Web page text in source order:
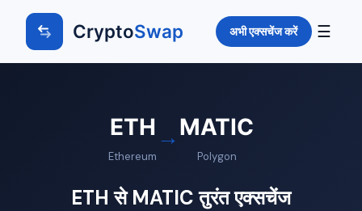
CryptoSwap अभी एक्सचेंज करें ☰
ETH
Ethereum
→MATIC
Polygon
ETH से MATIC तुरंत एक्सचेंज